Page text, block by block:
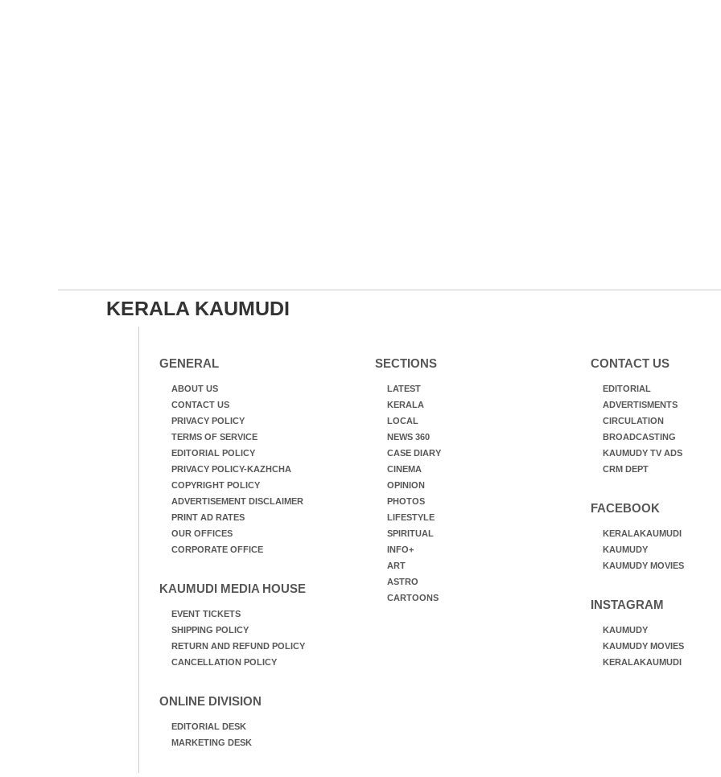
KERALA KAUMUDI
GENERAL
ABOUT US
CONTACT US
PRIVACY POLICY
TERMS OF SERVICE
EDITORIAL POLICY
PRIVACY POLICY-KAZHCHA
COPYRIGHT POLICY
ADVERTISEMENT DISCLAIMER
PRINT AD RATES
OUR OFFICES
CORPORATE OFFICE
KAUMUDI MEDIA HOUSE
EVENT TICKETS
SHIPPING POLICY
RETURN AND REFUND POLICY
CANCELLATION POLICY
ONLINE DIVISION
EDITORIAL DESK
MARKETING DESK
SECTIONS
LATEST
KERALA
LOCAL
NEWS 360
CASE DIARY
CINEMA
OPINION
PHOTOS
LIFESTYLE
SPIRITUAL
INFO+
ART
ASTRO
CARTOONS
CONTACT US
EDITORIAL
ADVERTISMENTS
CIRCULATION
BROADCASTING
KAUMUDY TV ADS
CRM DEPT
FACEBOOK
KERALAKAUMUDI
KAUMUDY
KAUMUDY MOVIES
INSTAGRAM
KAUMUDY
KAUMUDY MOVIES
KERALAKAUMUDI